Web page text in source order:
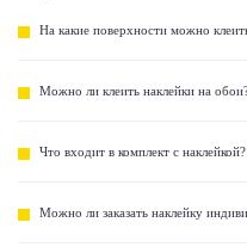
На какие поверхности можно
Можно ли клеить наклейки на
Что входит в комплект с наклейкой?
Можно ли заказать наклейку